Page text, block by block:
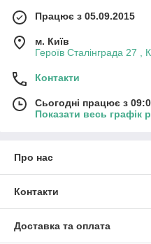
Працює з 05.09.2015
м. Київ
Героїв Сталінграда 27 ,
Контакти
Сьогодні працює з
Показати весь графік
Про нас
Контакти
Доставка та оплата